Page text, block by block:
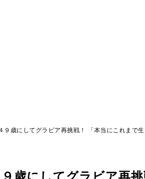
歳にしてグラビア再挑戦！ 「本当にこれまで
歳にしてグラビア再